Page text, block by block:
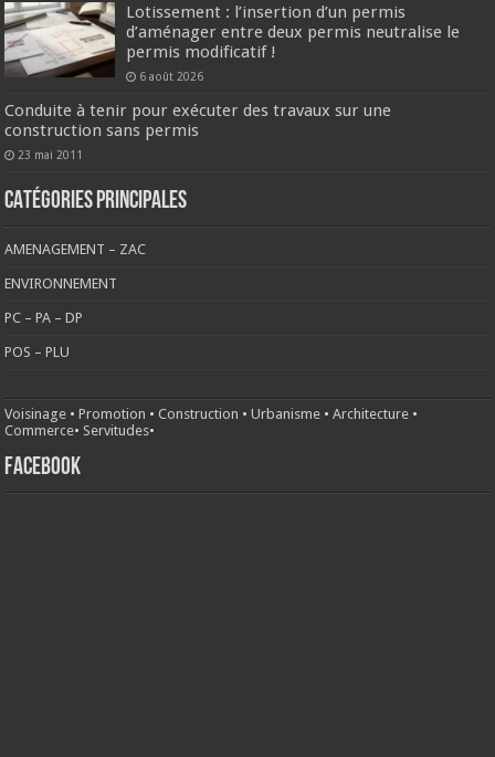
Lotissement : l’insertion d’un permis
d’aménager entre deux permis neutralise le
permis modificatif !
6 août 2026
Conduite à tenir pour exécuter des travaux sur une
construction sans permis
23 mai 2011
CATÉGORIES PRINCIPALES
AMENAGEMENT – ZAC
ENVIRONNEMENT
PC – PA – DP
POS – PLU
Voisinage •Promotion •Construction •Urbanisme •Architecture •
Commerce• Servitudes•
FACEBOOK